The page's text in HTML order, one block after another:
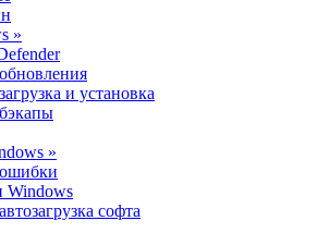
»
и установка
»
Windows
софта